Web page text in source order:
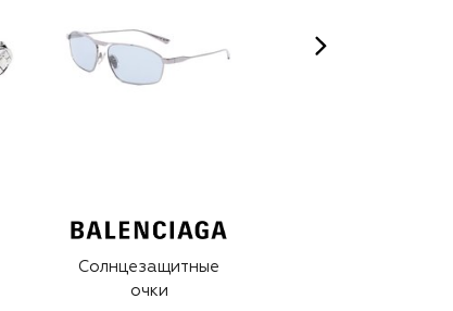
Солнцезащитные
очки